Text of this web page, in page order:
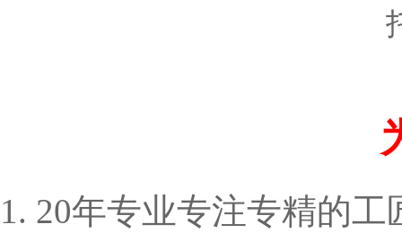
1. 20年专业专注专精的工